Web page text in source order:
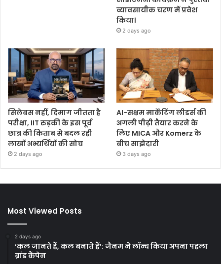
व्यावसायीक चरण में प्रवेश
किया।
2 days ago
सिलेबस नहीं, दिमाग जीतता है
परीक्षा, IIT रुड़की के इस पूर्व
छात्र की किताब से बदल रही
लाखों अभ्यर्थियों की सोच
2 days ago
AI-सक्षम मार्केटिंग लीडर्स की
अगली पीढ़ी तैयार करने के
लिए MICA और Komerz के
बीच साझेदारी
3 days ago
Most Viewed Posts
2 days ago
‘कल जानते हैं, कल बनाते हैं’: जैनम ने लॉन्च किया अपना पहला
ब्रांड कैंपेन